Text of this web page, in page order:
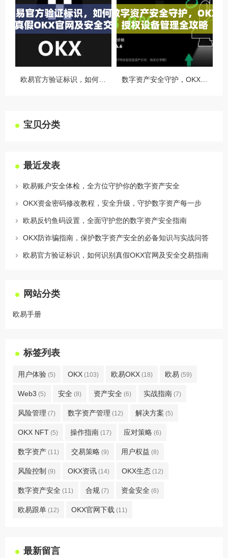
宝贝分类
最近发表
欧易账户安全体检，全方位守护你的数字资产安全
OKX资金密码修改教程，安全升级，守护数字资产每一步
欧易反钓鱼码设置，全面守护您的数字资产安全指南
OKX防诈骗指南，保护数字资产安全的必备知识与实战问答
欧易官方验证标识，如何识别真假OKX官网及安全交易指南
网站分类
欧易手册
标签列表
用户体验 (5) OKX (103) 欧易OKX (18) 欧易 (59)
Web3 (5) 安全 (8) 资产安全 (6) 实战指南 (7)
风险管理 (7) 数字资产管理 (12) 解决方案 (5)
OKX NFT (5) 操作指南 (17) 应对策略 (6)
数字资产 (11) 交易策略 (9) 用户权益 (8)
风险控制 (9) OKX资讯 (14) OKX生态 (12)
数字资产安全 (11) 合规 (7) 资金安全 (6)
欧易跟单 (12) OKX官网下载 (11)
最新留言